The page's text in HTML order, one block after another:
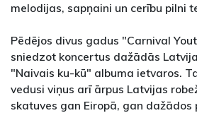
melodijas, sapņaini un cerību pilni
Pēdējos divus gadus "Carnival
sniedzot koncertus dažādās
"Naivais ku-kū" albuma ietvaros.
vedusi viņus arī ārpus Latvijas
skatuves gan Eiropā, gan dažādos